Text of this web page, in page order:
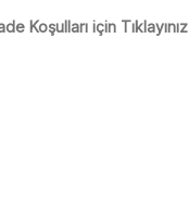
Koşulları için Tıklayınız